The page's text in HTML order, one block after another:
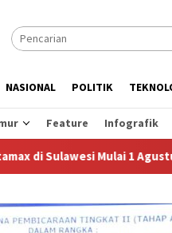
NASIONAL POLITIK
Feature Infografik
Mulai 1 Agustus 2026